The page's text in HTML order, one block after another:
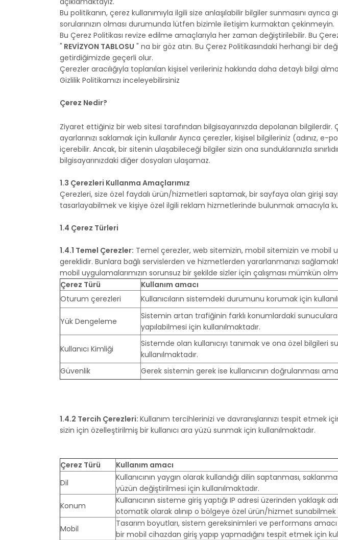
Bu politikanın, çerez kullanımıyla ilgili size anlaşılabilir bilgiler sunmasını
sorularınızın olması durumunda lütfen bizimle iletişim kurmaktan çekinmeyin.
Bu Çerez Politikası revize edilme amaçlarıyla her zaman değiştirilebilir. Bu
" REVİZYON TABLOSU " na bir göz atın. Bu Çerez Politikasındaki herhangi bir
getirdiğimizde geçerli olur.
Çerezler aracılığıyla toplanılan kişisel verileriniz hakkında daha detaylı bilgi
Gizlilik Politikamızı inceleyebilirsiniz
Çerez Nedir?
Ziyaret ettiğiniz bir web sitesi tarafından bilgisayarınızda depolanan
ayarlarınızı saklamak için kullanılır Ayrıca çerezler, kişisel bilgileriniz
içerebilir. Ancak, bir sitenin ulaşabileceği bilgiler sizin ona sunduklarınızla
bilgisayarınızdaki diğer dosyaları ulaşamaz.
1.3 Çerezleri Kullanma Amaçlarımız
Çerezleri, size özel faydalı ürün/hizmetleri saptamak, bir sayfaya olan girişi
tasarlayabilmek ve kişiye özel ilgili reklam hizmetlerinde bulunmak amacıyla
1.4 Çerez Türleri
1.4.1 Temel Çerezler: Temel çerezler, web sitemizin, mobil sitemizin ve mobil
gereklidir. Bunlara bağlı servislerden ve hizmetlerden yararlanmanızı
mobil uygulamalarımızın sorunsuz bir şekilde sizler için çalışması mümkün
Çerez Türü
Kullanım amacı
Oturum çerezleri
Kullanıcıların sistemdeki durumunu korumak için
Yük Dengeleme
Sistemin artan trafiğinin farklı konumlardaki sunuculara
yapılabilmesi için kullanılmaktadır.
Kullanıcı Kimliği
Sistemde olan kullanıcıyı tanımak ve ona özel bilgileri
kullanılmaktadır.
Güvenlik
Gerek sistemin gerek ise kullanıcının doğrulanması
1.4.2 Tercih Çerezleri: Kullanım tercihlerinizi ve davranışlarınızı tespit
sizin için özelleştirilmiş bir kullanıcı ara yüzü sunmak için kullanılmaktadır.
Çerez Türü
Kullanım amacı
Dil
Kullanıcının yaygın olarak kullandığı dilin saptanması,
yüzün değiştirilmesi için kullanılmaktadır.
Konum
Kullanıcının sisteme giriş yaptığı IP adresi üzerinden yaklaşık
otomatik olarak alınıp o bölgeye özel ürün/hizmet sunabilmek
Mobil
Tasarım boyutları, sistem gereksinimleri ve performans amacı
bir mobil cihazdan giriş yapıp yapmadığını tespit etmek için